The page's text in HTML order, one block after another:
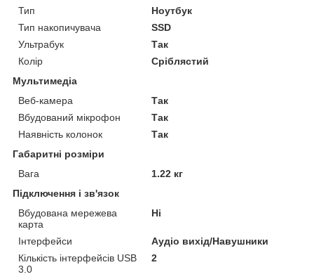
Тип
Ноутбук
Тип накопичувача
SSD
Ультрабук
Так
Колір
Сріблястий
Мультимедіа
Веб-камера
Так
Вбудований мікрофон
Так
Наявність колонок
Так
Габаритні розміри
Вага
1.22 кг
Підключення і зв'язок
Вбудована мережева
карта
Ні
Інтерфейси
Аудіо вихід/Навушники
Кількість інтерфейсів USB
3.0
2